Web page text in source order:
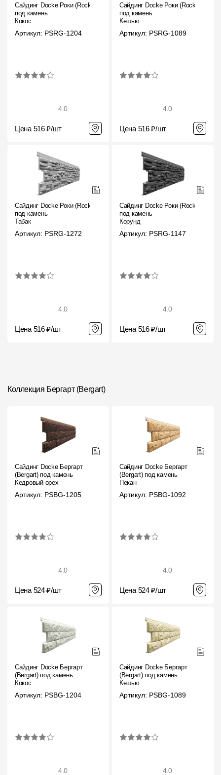
Сайдинг Docke Роки (Rocky)
под камень
Кокос
Артикул: PSRG-1204
4.0
Цена 516 ₽/шт
Сайдинг Docke Роки (Rocky)
под камень
Кешью
Артикул: PSRG-1089
4.0
Цена 516 ₽/шт
Сайдинг Docke Роки (Rocky)
под камень
Табак
Артикул: PSRG-1272
4.0
Цена 516 ₽/шт
Сайдинг Docke Роки (Rocky)
под камень
Корунд
Артикул: PSRG-1147
4.0
Цена 516 ₽/шт
Коллекция Бергарт (Bergart)
Сайдинг Docke Бергарт
(Bergart) под камень
Кедровый орех
Артикул: PSBG-1205
4.0
Цена 524 ₽/шт
Сайдинг Docke Бергарт
(Bergart) под камень
Пекан
Артикул: PSBG-1092
4.0
Цена 524 ₽/шт
Сайдинг Docke Бергарт
(Bergart) под камень
Кокос
Артикул: PSBG-1204
4.0
Сайдинг Docke Бергарт
(Bergart) под камень
Кешью
Артикул: PSBG-1089
4.0